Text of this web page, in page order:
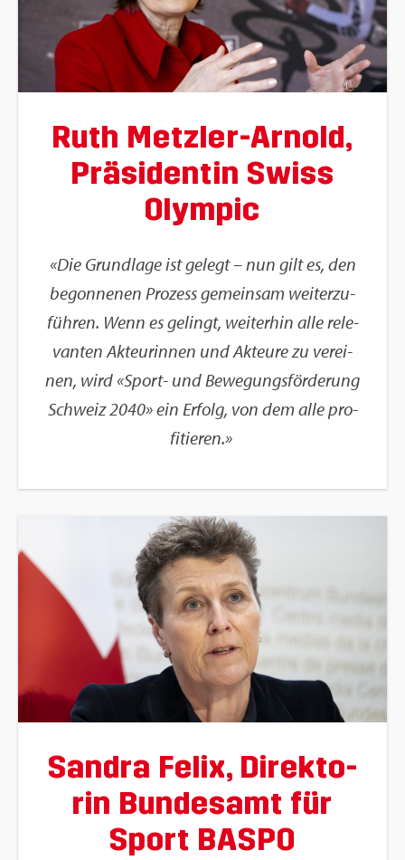
Ruth Metz­ler-Ar­nold,
Prä­si­den­tin Swiss
Olym­pic
«Die Grund­la­ge ist ge­legt – nun gilt es, den
be­gon­ne­nen Pro­zess ge­mein­sam wei­ter­zu­
füh­ren. Wenn es ge­lingt, wei­ter­hin alle re­le­
van­ten Ak­teu­rin­nen und Ak­teu­re zu ver­ei­
nen, wird «Sport- und Be­we­gungs­för­de­rung
Schweiz 2040» ein Er­folg, von dem alle pro­
fi­tie­ren.»
San­dra Felix, Di­rek­to­
rin Bun­des­amt für
Sport BASPO